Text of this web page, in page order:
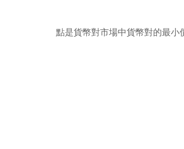
點是貨幣對市場中貨幣對的最小